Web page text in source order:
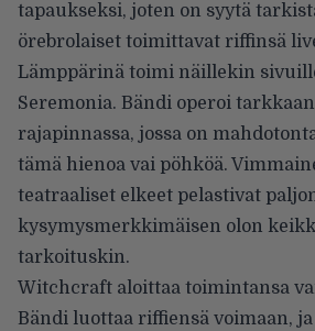
tapaukseksi, joten on syytä
örebrolaiset toimittavat riffinsä
Lämppärinä toimi näillekin
Seremonia. Bändi operoi
rajapinnassa, jossa on
tämä hienoa vai pöhköä.
teatraaliset elkeet pelastivat
kysymysmerkkimäisen olon
tarkoituskin.
Witchcraft aloittaa toimintansa
Bändi luottaa riffiensä voimaan,